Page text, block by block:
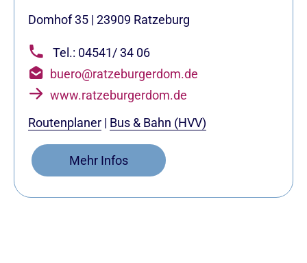
Domhof 35 | 23909 Ratzeburg
Tel.: 04541/ 34 06
buero@ratzeburgerdom.de
www.ratzeburgerdom.de
Routenplaner | Bus & Bahn (HVV)
Mehr Infos